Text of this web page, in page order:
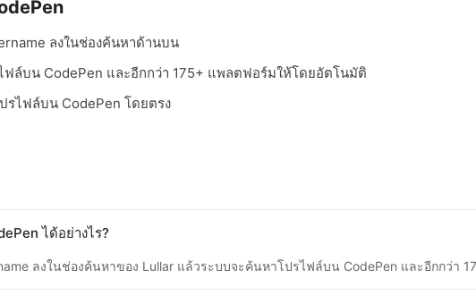
ลงในช่องค้นหาด้านบน
ฟล์บน CodePen และอีกกว่า 175+ แพลตฟอร์มให้โดยอัตโนมัติ
รไฟล์บน CodePen โดยตรง
ได้อย่างไร?
ลงในช่องค้นหาของ Lullar แล้วระบบจะค้นหาโปรไฟล์บน CodePen และอีกกว่า